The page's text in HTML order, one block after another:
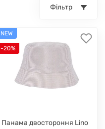
Фільтр
NEW
-20%
Панама двостороння Lino